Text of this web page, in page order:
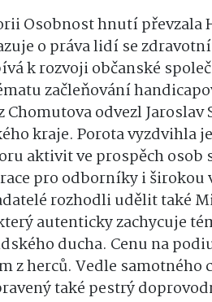
Osobnost hnutí převzala
o práva lidí se
k rozvoji občanské
začleňování
Chomutova odvezl
kraje. Porota vyzdvihla
aktivit ve prospěch
pro odborníky i širokou
rozhodli udělit také
autenticky zachycuje
ducha. Cenu na
z herců. Vedle
také pestrý